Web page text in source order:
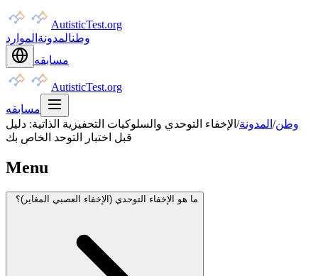
AutisticTest.org
وطنالمدونة الموارد
مسابقه
AutisticTest.org
مسابقه
وطن/ المدونة/ الإخفاء التوحدي والسلوكيات التحفيزية الذاتية: دليل
قبل اختبار التوحد الخاص بك
Menu
ما هو الإخفاء التوحدي (الإخفاء العصبي المغاير)؟